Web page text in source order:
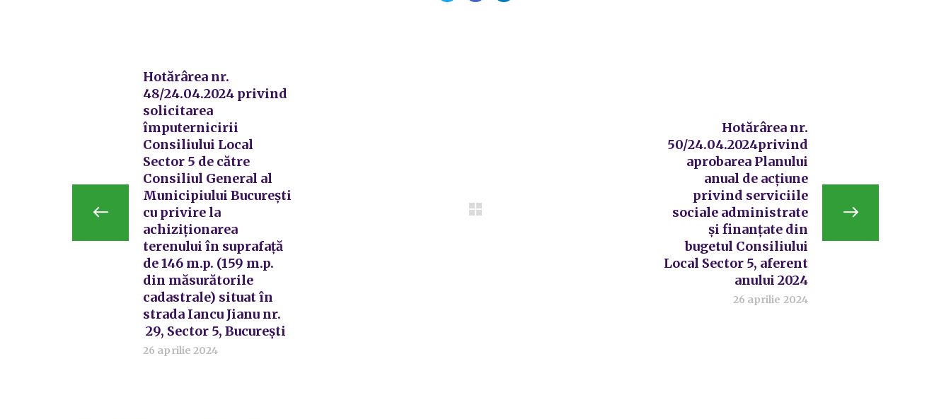
Hotărârea nr.
48/24.04.2024 privind
solicitarea
împuternicirii
Consiliului Local
Sector 5 de către
Consiliul General al
Municipiului București
cu privire la
achiziționarea
terenului în suprafață
de 146 m.p. (159 m.p.
din măsurătorile
cadastrale) situat în
strada Iancu Jianu nr.
29, Sector 5, București
26 aprilie 2024
Hotărârea nr.
50/24.04.2024privind
aprobarea Planului
anual de acțiune
privind serviciile
sociale administrate
și finanțate din
bugetul Consiliului
Local Sector 5, aferent
anului 2024
26 aprilie 2024